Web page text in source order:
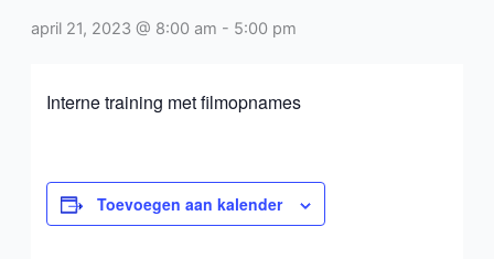
april 21, 2023 @ 8:00 am - 5:00 pm
Interne training met filmopnames
Toevoegen aan kalender